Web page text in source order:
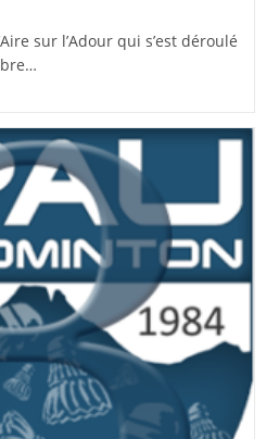
sur l’Adour qui s’est déroulé